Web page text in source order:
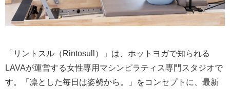
「リントスル（Rintosull）」は、ホットヨガで知られる
LAVAが運営する女性専用マシンピラティス専門スタジオで
す。「凛とした毎日は姿勢から。」をコンセプトに、最新